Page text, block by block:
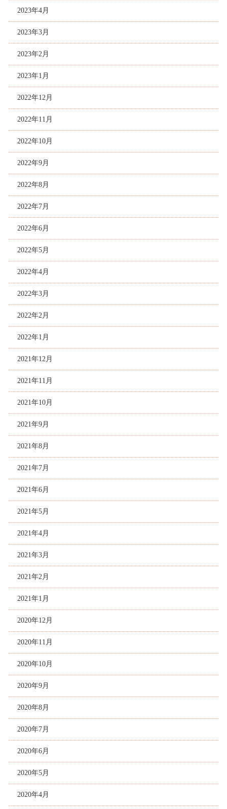
2023年4月
2023年3月
2023年2月
2023年1月
2022年12月
2022年11月
2022年10月
2022年9月
2022年8月
2022年7月
2022年6月
2022年5月
2022年4月
2022年3月
2022年2月
2022年1月
2021年12月
2021年11月
2021年10月
2021年9月
2021年8月
2021年7月
2021年6月
2021年5月
2021年4月
2021年3月
2021年2月
2021年1月
2020年12月
2020年11月
2020年10月
2020年9月
2020年8月
2020年7月
2020年6月
2020年5月
2020年4月